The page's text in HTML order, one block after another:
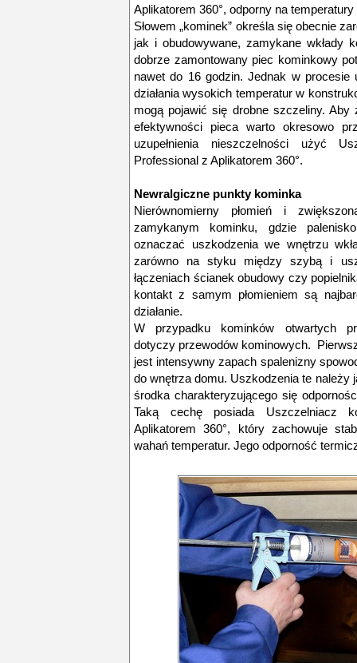
Aplikatorem 360°, odporny na temperatury
Słowem „kominek” określa się obecnie
jak i obudowywane, zamykane wkłady
dobrze zamontowany piec kominkowy
nawet do 16 godzin. Jednak w procesie
działania wysokich temperatur w
mogą pojawić się drobne szczeliny. Aby
efektywności pieca warto okresowo
uzupełnienia nieszczelności użyć
Professional z Aplikatorem 360°.
Newralgiczne punkty kominka
Nierównomierny płomień i
zamykanym kominku, gdzie
oznaczać uszkodzenia we wnętrzu
zarówno na styku między szybą i
łączeniach ścianek obudowy czy
kontakt z samym płomieniem są
działanie.
W przypadku kominków otwartych
dotyczy przewodów kominowych.
jest intensywny zapach spalenizny
do wnętrza domu. Uszkodzenia te
środka charakteryzującego się
Taką cechę posiada Uszczelniacz
Aplikatorem 360°, który zachowuje
wahań temperatur. Jego odporność